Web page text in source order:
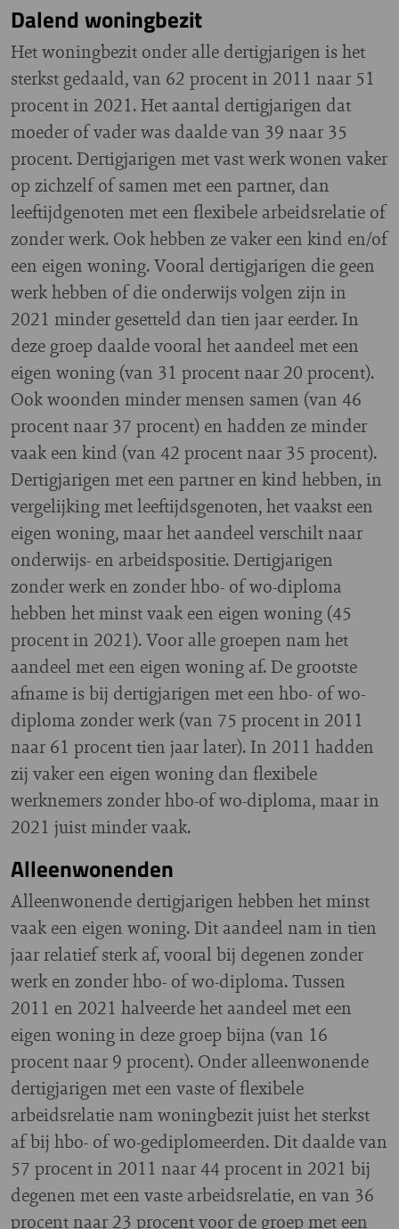
Dalend woningbezit
Het woningbezit onder alle dertigjarigen is het
sterkst gedaald, van 62 procent in 2011 naar 51
procent in 2021. Het aantal dertigjarigen dat
moeder of vader was daalde van 39 naar 35
procent. Dertigjarigen met vast werk wonen vaker
op zichzelf of samen met een partner, dan
leeftijdgenoten met een flexibele arbeidsrelatie of
zonder werk. Ook hebben ze vaker een kind en/of
een eigen woning. Vooral dertigjarigen die geen
werk hebben of die onderwijs volgen zijn in
2021 minder gesetteld dan tien jaar eerder. In
deze groep daalde vooral het aandeel met een
eigen woning (van 31 procent naar 20 procent).
Ook woonden minder mensen samen (van 46
procent naar 37 procent) en hadden ze minder
vaak een kind (van 42 procent naar 35 procent).
Dertigjarigen met een partner en kind hebben, in
vergelijking met leeftijdsgenoten, het vaakst een
eigen woning, maar het aandeel verschilt naar
onderwijs- en arbeidspositie. Dertigjarigen
zonder werk en zonder hbo- of wo-diploma
hebben het minst vaak een eigen woning (45
procent in 2021). Voor alle groepen nam het
aandeel met een eigen woning af. De grootste
afname is bij dertigjarigen met een hbo- of wo-
diploma zonder werk (van 75 procent in 2011
naar 61 procent tien jaar later). In 2011 hadden
zij vaker een eigen woning dan flexibele
werknemers zonder hbo-of wo-diploma, maar in
2021 juist minder vaak.
Alleenwonenden
Alleenwonende dertigjarigen hebben het minst
vaak een eigen woning. Dit aandeel nam in tien
jaar relatief sterk af, vooral bij degenen zonder
werk en zonder hbo- of wo-diploma. Tussen
2011 en 2021 halveerde het aandeel met een
eigen woning in deze groep bijna (van 16
procent naar 9 procent). Onder alleenwonende
dertigjarigen met een vaste of flexibele
arbeidsrelatie nam woningbezit juist het sterkst
af bij hbo- of wo-gediplomeerden. Dit daalde van
57 procent in 2011 naar 44 procent in 2021 bij
degenen met een vaste arbeidsrelatie, en van 36
procent naar 23 procent voor de groep met een